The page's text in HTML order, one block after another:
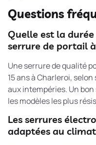
Questions
Quelle est la
serrure de portail
Une serrure de qualité
15 ans à Charleroi,
aux intempéries. Un
les modèles les plus
Les serrures
adaptées au